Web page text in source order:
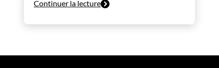
Continuer la lecture